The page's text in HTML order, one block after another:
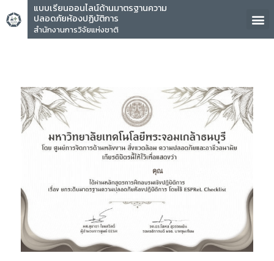
แบบเรียนออนไลน์ด้านมาตรฐานความ
ปลอดภัยห้องปฏิบัติการ
สำนักงานการวิจัยแห่งชาติ
คุณ